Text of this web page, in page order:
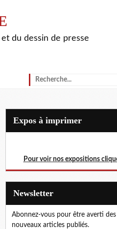
du dessin de presse
Expos à imprimer
Pour voir nos expositions
Newsletter
Abonnez-vous pour être averti des
nouveaux articles publiés.